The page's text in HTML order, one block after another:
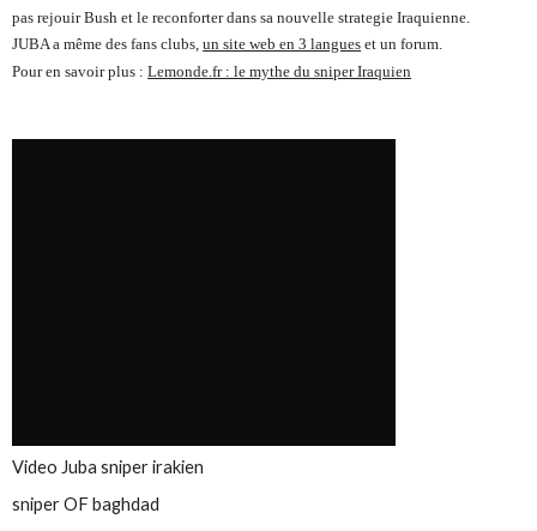
pas rejouir Bush et le reconforter dans sa nouvelle strategie Iraquienne.
JUBA a même des fans clubs,un site web en 3 langues et un forum.
Pour en savoir plus :Lemonde.fr : le mythe du sniper Iraquien
Video Juba sniper irakien
sniper OF baghdad